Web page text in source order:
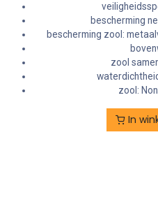
bescherming
bescherming zool:
zool
zool:
In